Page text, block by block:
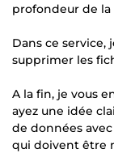
profondeur de la
Dans ce
supprimer les
A la fin, je vous
ayez une idée
de données
qui doivent être